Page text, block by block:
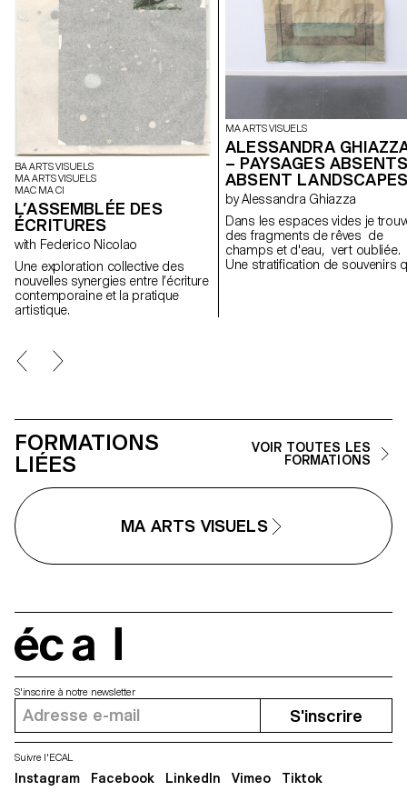
BA ARTS VISUELS
MA ARTS VISUELS
MAC MA CI
L’ASSEMBLÉE DES
ÉCRITURES
with Federico Nicolao
Une exploration collective des
nouvelles synergies entre l’écriture
contemporaine et la pratique
artistique.
MA ARTS VISUELS
ALESSANDRA
– PAYSAGES
ABSENT
by Alessandra Ghiazza
Dans les espaces vides je
des fragments de rêves de
champs et d'eau, vert oubliée.
Une stratification de souvenirs
FORMATIONS
LIÉES
VOIR TOUTES LES
FORMATIONS
MA ARTS VISUELS
S'inscrire à notre newsletter
S'inscrire
Suivre l'ECAL
Instagram Facebook LinkedIn Vimeo Tiktok